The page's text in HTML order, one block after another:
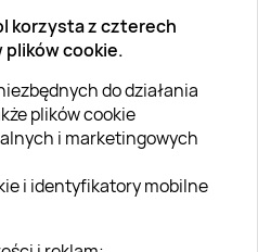
korzysta z czterech
cookie.
do działania
plików cookie
i marketingowych
i identyfikatory mobilne